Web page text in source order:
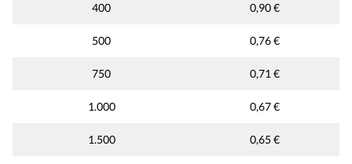
400 0,90 €
500 0,76 €
750 0,71 €
1.000 0,67 €
1.500 0,65 €